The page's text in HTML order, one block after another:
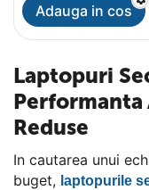
Adauga in cos
Laptopuri
Performanta
Reduse
In cautarea unui
buget, laptopurile